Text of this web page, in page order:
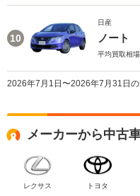
10
日産
ノート
平均買取相場
2026年7月1日〜2026年7月31日の
メーカーから中古
レクサス トヨタ